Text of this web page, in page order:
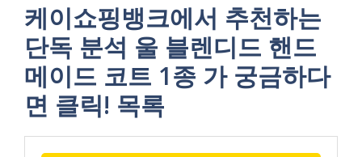
케이쇼핑뱅크에서 추천하는
단독 분석 울 블렌디드 핸드
메이드 코트 1종 가 궁금하다
면 클릭! 목록